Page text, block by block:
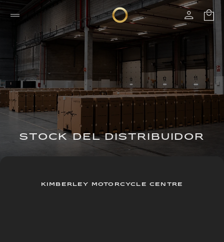
STOCK DEL DISTRIBUIDOR
KIMBERLEY MOTORCYCLE CENTRE